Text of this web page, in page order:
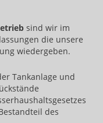
sind wir im
die unsere
wiedergeben.
Tankanlage und
des